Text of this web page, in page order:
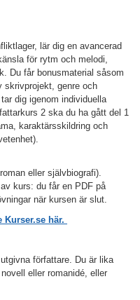
lär dig en avancerad
för rytm och melodi,
Du får bonusmaterial såsom
skrivprojekt, genre och
dig igenom individuella
2 ska du ha gått del 1
karaktärsskildring och
eller självbiografi).
kurs: du får en PDF på
när kursen är slut.
Kurser.se här.
författare. Du är lika
eller romanidé, eller